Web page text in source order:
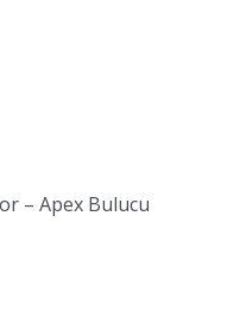
– Apex Bulucu